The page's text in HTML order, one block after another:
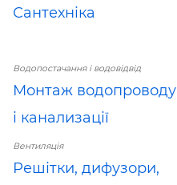
Сантехніка
Водопостачання і водовідвід
Монтаж водопроводу
і канализації
Вентиляція
Решітки, дифузори,